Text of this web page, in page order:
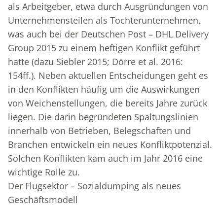
als Arbeitgeber, etwa durch Ausgründungen von
Unternehmensteilen als Tochterunternehmen,
was auch bei der Deutschen Post – DHL Delivery
Group 2015 zu einem heftigen Konflikt geführt
hatte (dazu Siebler 2015; Dörre et al. 2016:
154ff.). Neben aktuellen Entscheidungen geht es
in den Konflikten häufig um die Auswirkungen
von Weichenstellungen, die bereits Jahre zurück
liegen. Die darin begründeten Spaltungslinien
innerhalb von Betrieben, Belegschaften und
Branchen entwickeln ein neues Konfliktpotenzial.
Solchen Konflikten kam auch im Jahr 2016 eine
wichtige Rolle zu.
Der Flugsektor – Sozialdumping als neues
Geschäftsmodell